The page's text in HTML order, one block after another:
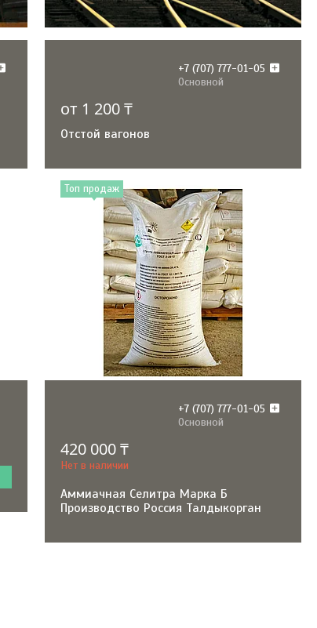
+7 (707) 777-01-05
Основной
от 1 200 ₸
Отстой вагонов
Топ продаж
+7 (707) 777-01-05
Основной
420 000 ₸
Нет в наличии
Аммиачная Селитра Марка Б
Производство Россия Талдыкорган